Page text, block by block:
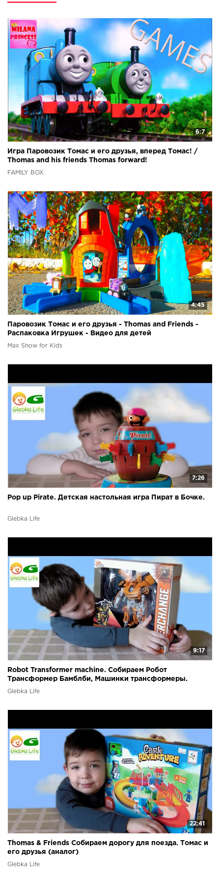
6:7
Игра Паровозик Томас и его друзья, вперед Томас! /
Thomas and his friends Thomas forward!
FAMILY BOX
4:45
Паровозик Томас и его друзья - Thomas and Friends -
Распаковка Игрушек - Видео для детей
Max Show for Kids
7:26
Pop up Pirate. Детская настольная игра Пират в Бочке.
Glebka Life
9:17
Robot Transformer machine. Собираем Робот
Трансформер Бамблби, Машинки трансформеры.
Glebka Life
22:41
Thomas & Friends Собираем дорогу для поезда. Томас и
его друзья (аналог)
Glebka Life